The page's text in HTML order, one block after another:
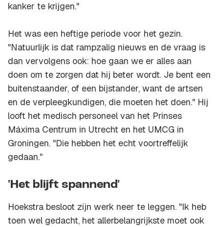
kanker te krijgen."
Het was een heftige periode voor het gezin.
"Natuurlijk is dat rampzalig nieuws en de vraag is
dan vervolgens ook: hoe gaan we er alles aan
doen om te zorgen dat hij beter wordt. Je bent een
buitenstaander, of een bijstander, want de artsen
en de verpleegkundigen, die moeten het doen." Hij
looft het medisch personeel van het Prinses
Máxima Centrum in Utrecht en het UMCG in
Groningen. "Die hebben het echt voortreffelijk
gedaan.''
'Het blijft spannend'
Hoekstra besloot zijn werk neer te leggen. "Ik heb
toen wel gedacht, het allerbelangrijkste moet ook